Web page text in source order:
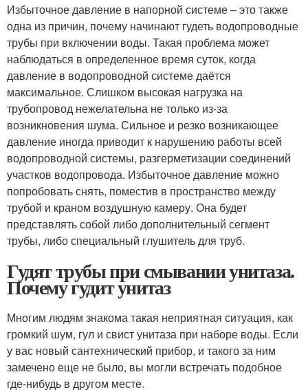
Избыточное давление в напорной системе – это также
одна из причин, почему начинают гудеть водопроводные
трубы при включении воды. Такая проблема может
наблюдаться в определенное время суток, когда
давление в водопроводной системе даётся
максимальное. Слишком высокая нагрузка на
трубопровод нежелательна не только из-за
возникновения шума. Сильное и резко возникающее
давление иногда приводит к нарушению работы всей
водопроводной системы, разгерметизации соединений
участков водопровода. Избыточное давление можно
попробовать снять, поместив в пространство между
трубой и краном воздушную камеру. Она будет
представлять собой либо дополнительный сегмент
трубы, либо специальный глушитель для труб.
Гудят трубы при смывании унитаза.
Почему гудит унитаз
Многим людям знакома такая неприятная ситуация, как
громкий шум, гул и свист унитаза при наборе воды. Если
у вас новый сантехнический прибор, и такого за ним
замечено еще не было, вы могли встречать подобное
где-нибудь в другом месте.